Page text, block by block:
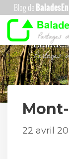
Aller
au
contenu
22 avril